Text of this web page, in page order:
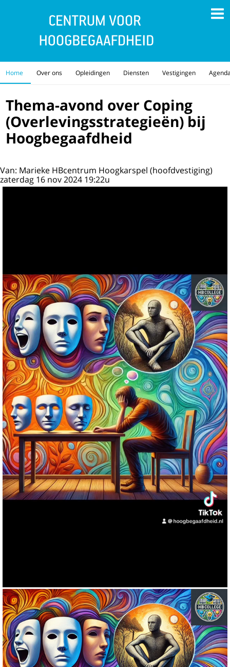
Home Over ons Opleidingen Diensten Vestigingen
Thema-avond over Coping
(Overlevingsstrategieën) bij
Hoogbegaafdheid
Van: Marieke HBcentrum Hoogkarspel (hoofdvestiging)
zaterdag 16 nov 2024 19:22u